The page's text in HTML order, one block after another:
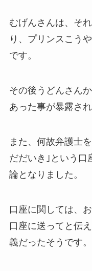
むげんさんは、そ
り、プリンスこう
です。
その後うどんさん
あった事が暴露され
また、何故弁護士
だだいき｣という口
論となりました。
口座に関しては、
口座に送ってと伝
義だったそうです。